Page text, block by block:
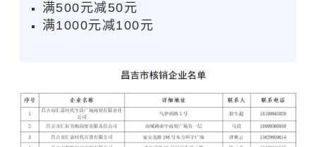
满500元减50元
满1000元减100元